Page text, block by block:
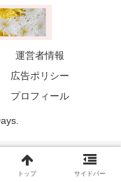
運営者情報
広告ポリシー
プロフィール
トップ サイドバー